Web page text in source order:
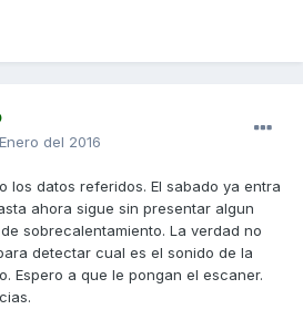
del 2016
los datos referidos. El sabado ya entra
ahora sigue sin presentar algun
sobrecalentamiento. La verdad no
detectar cual es el sonido de la
Espero a que le pongan el escaner.